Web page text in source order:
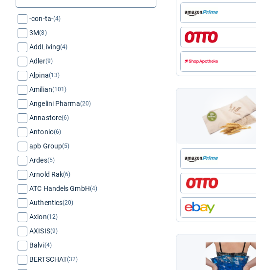
-con-ta-(4)
3M(8)
AddLiving(4)
Adler(9)
Alpina(13)
Amilian(101)
Angelini Pharma(20)
Annastore(6)
Antonio(6)
apb Group(5)
Ardes(5)
Arnold Rak(6)
ATC Handels GmbH(4)
Authentics(20)
Axion(12)
AXISIS(9)
Balvi(4)
BERTSCHAT(32)